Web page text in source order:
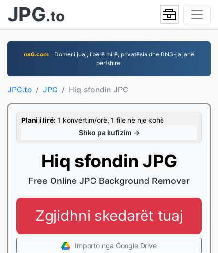
JPG.to
ns6.com - Domeni juaj, i bërë mirë, privatësia dhe DNS-ja janë
përfshirë.
JPG.to JPG Hiq sfondin JPG
Plani i lirë: 1 konvertim/orë, 1 file në një kohë
Shko pa kufizim →
Hiq sfondin JPG
Free Online JPG Background Remover
Zgjidhni skedarët tuaj
Importo nga Google Drive